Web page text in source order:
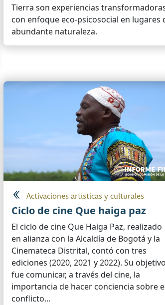
Tierra son experiencias
con enfoque eco-psicosocial en lugares
abundante naturaleza.
Activaciones artísticas y culturales
Ciclo de cine Que haiga paz
El ciclo de cine Que Haiga Paz, realizado
en alianza con la Alcaldía de Bogotá y la
Cinemateca Distrital, contó con tres
ediciones (2020, 2021 y 2022). Su objetivo
fue comunicar, a través del cine, la
importancia de hacer conciencia sobre
conflicto...